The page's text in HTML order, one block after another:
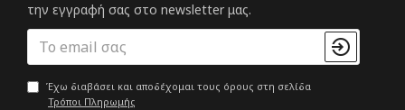
την εγγραφή σας στο newsletter μας.
Έχω διαβάσει και αποδέχομαι τους όρους στη σελίδα
Τρόποι Πληρωμής